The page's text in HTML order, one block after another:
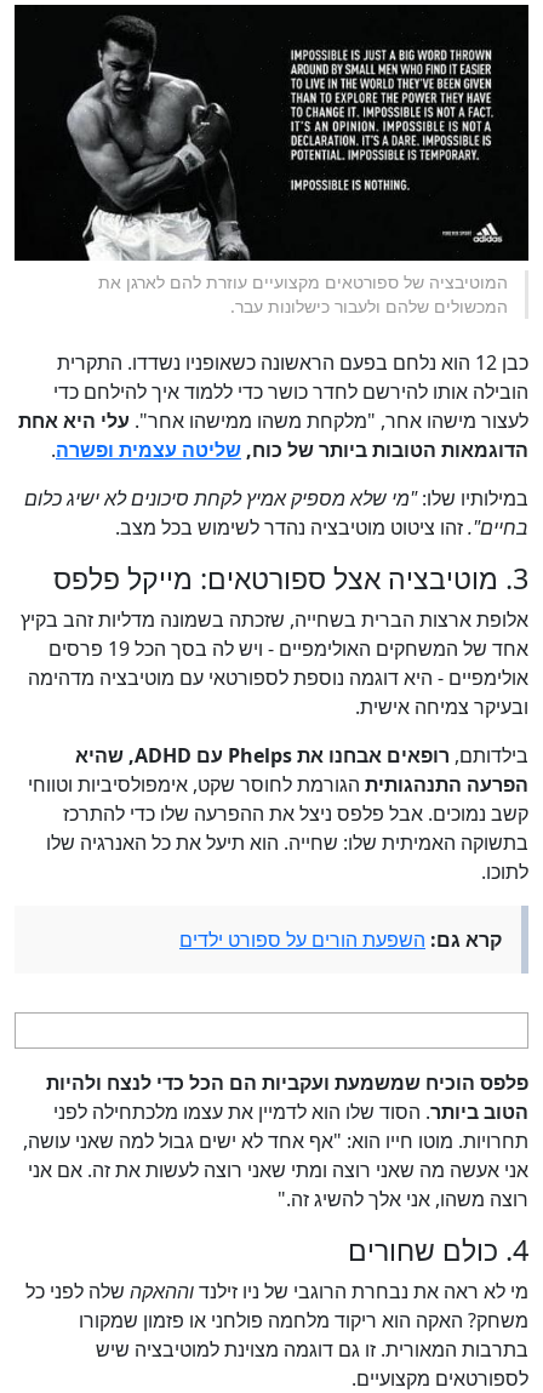
המוטיבציה של ספורטאים מקצועיים עוזרת להם לארגן את
המכשולים שלהם ולעבור כישלונות עבר.
כבן 12 הוא נלחם בפעם הראשונה כשאופניו נשדדו. התקרית
הובילה אותו להירשם לחדר כושר כדי ללמוד איך להילחם כדי
לעצור מישהו אחר, "מלקחת משהו ממישהו אחר". עלי היא אחת
הדוגמאות הטובות ביותר של כוח, שליטה עצמית ופשרה.
במילותיו שלו:"מי שלא מספיק אמיץ לקחת סיכונים לא ישיג כלום
בחיים".זהו ציטוט מוטיבציה נהדר לשימוש בכל מצב.
3. מוטיבציה אצל ספורטאים: מייקל פלפס
אלופת ארצות הברית בשחייה, שזכתה בשמונה מדליות זהב בקיץ
אחד של המשחקים האולימפיים - ויש לה בסך הכל 19 פרסים
אולימפיים - היא דוגמה נוספת לספורטאי עם מוטיבציה מדהימה
ובעיקר צמיחה אישית.
בילדותם,
רופאים אבחנו את Phelps עם ADHD, שהיא
הפרעה התנהגותית הגורמת לחוסר שקט, אימפולסיביות וטווחי
קשב נמוכים. אבל פלפס ניצל את ההפרעה שלו כדי להתרכז
בתשוקה האמיתית שלו: שחייה. הוא תיעל את כל האנרגיה שלו
לתוכו.
קרא גם: השפעת הורים על ספורט ילדים
פלפס הוכיח שמשמעת ועקביות הם הכל כדי לנצח ולהיות
הטוב ביותר. הסוד שלו הוא לדמיין את עצמו מלכתחילה לפני
תחרויות. מוטו חייו הוא: "אף אחד לא ישים גבול למה שאני עושה,
אני אעשה מה שאני רוצה ומתי שאני רוצה לעשות את זה. אם אני
רוצה משהו, אני אלך להשיג זה."
4. כולם שחורים
מי לא ראה את נבחרת הרוגבי של ניו זילנדוההאקה שלה לפני כל
משחק? האקה הוא ריקוד מלחמה פולחני או פזמון שמקורו
בתרבות המאורית. זו גם דוגמה מצוינת למוטיבציה שיש
לספורטאים מקצועיים.